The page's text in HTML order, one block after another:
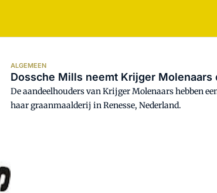
ALGEMEEN
Dossche Mills neemt Krijger Molenaars
De aandeelhouders van Krijger Molenaars hebben
haar graanmaalderij in Renesse, Nederland.